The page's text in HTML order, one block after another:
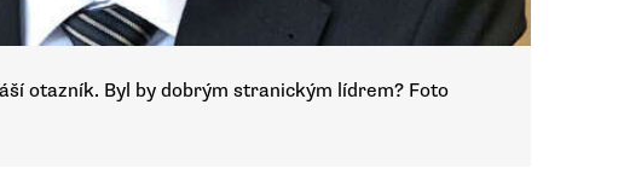
otazník. Byl by dobrým stranickým lídrem? Foto